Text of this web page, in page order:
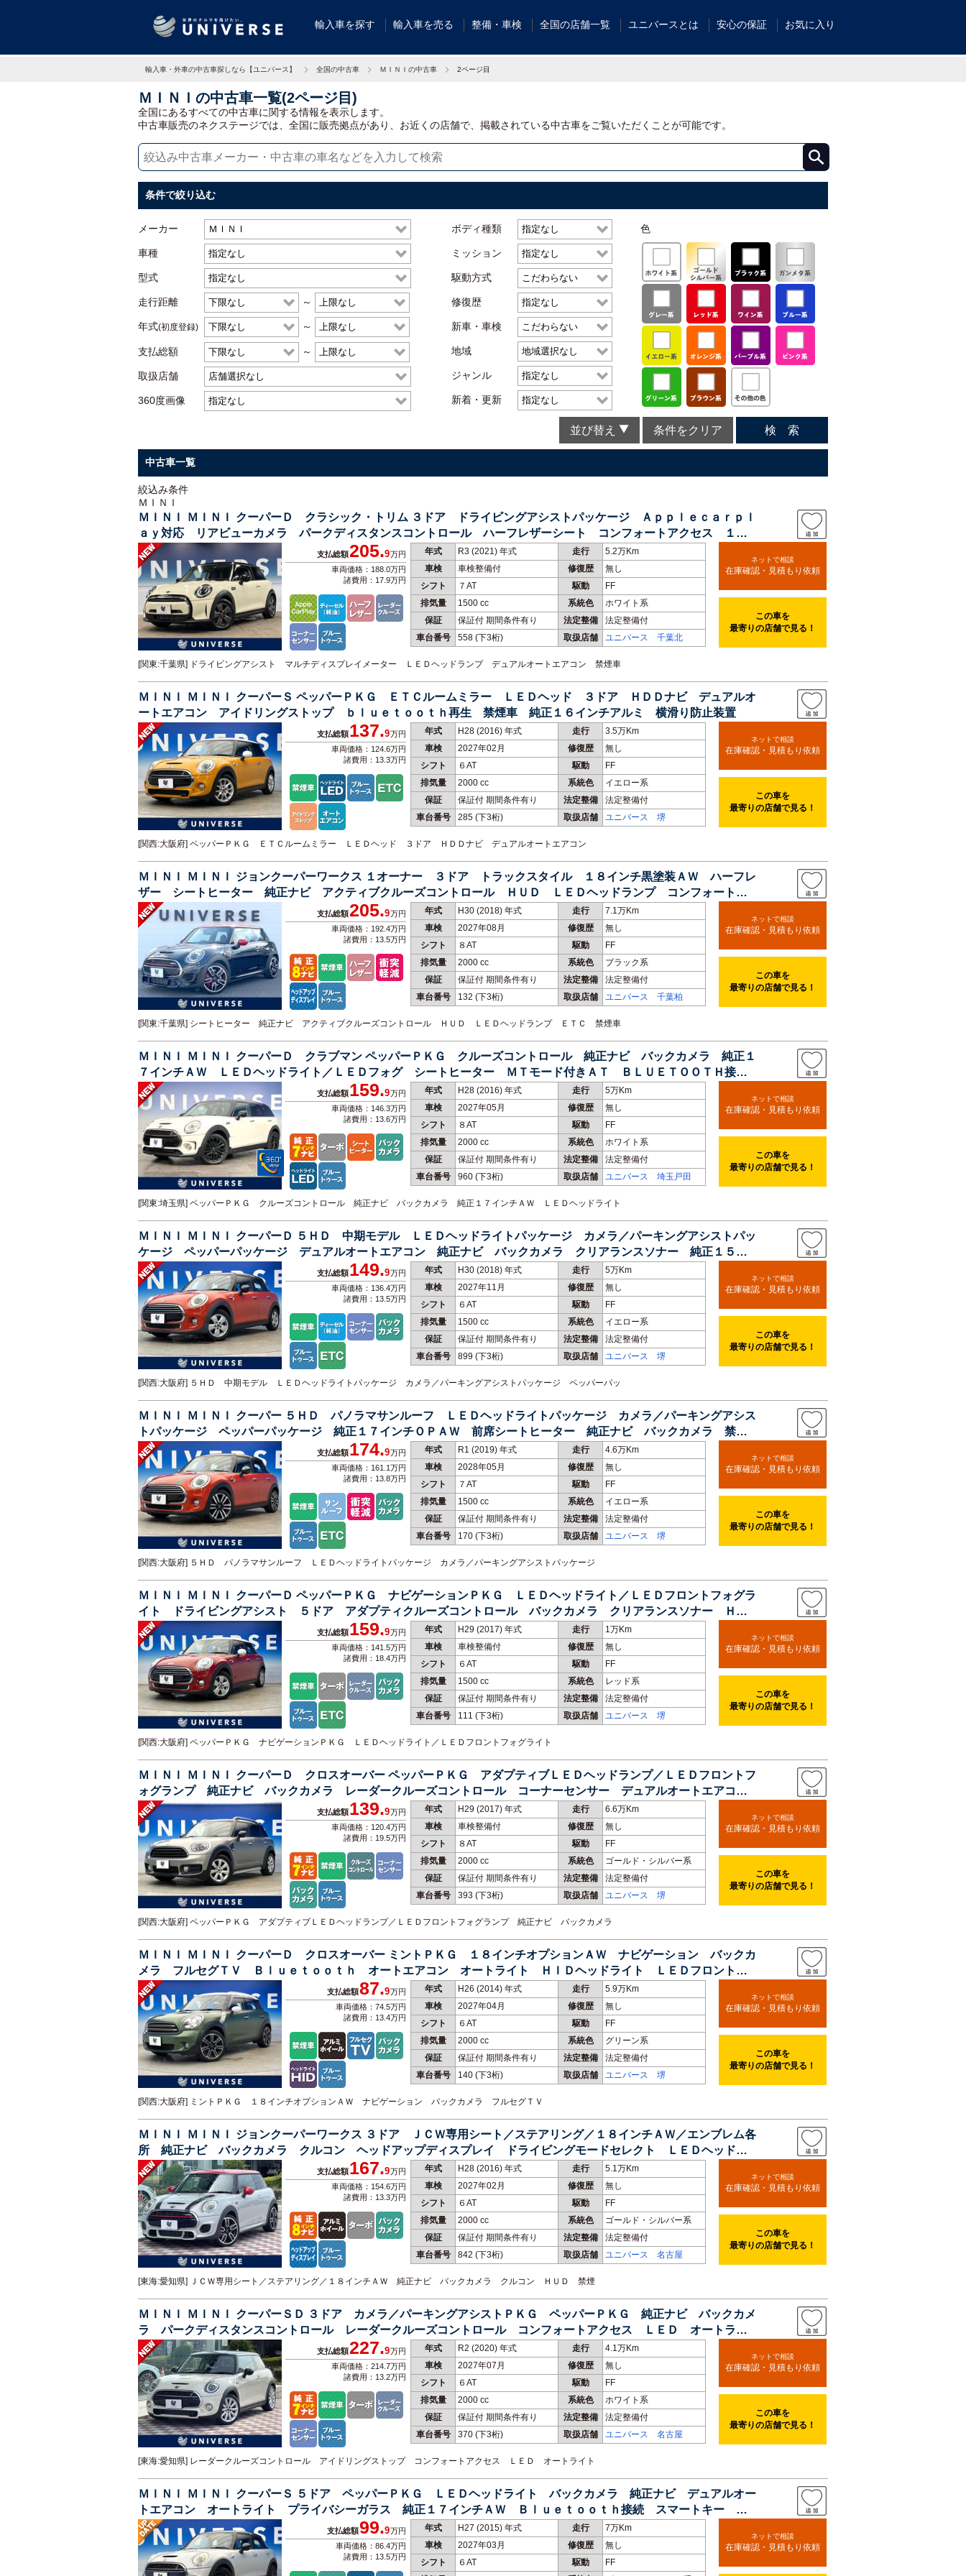
輸入車を探す 輸入車を売る 整備・車検 全国の店舗一覧 ユニバースとは 安心の保証 お気に入り
輸入車・外車の中古車探しなら【ユニバース】 全国の中古車 ＭＩＮＩの中古車 2ページ目
ＭＩＮＩの中古車一覧(2ページ目)
全国にあるすべての中古車に関する情報を表示します。
中古車販売のネクステージでは、全国に販売拠点があり、お近くの店舗で、掲載されている中古車をご覧いただくことが可能です。
条件で絞り込む
メーカー
車種
型式
走行距離 ～
年式(初度登録) ～
支払総額 ～
取扱店舗
360度画像
ボディ種類
ミッション
駆動方式
修復歴
新車・車検
地域
ジャンル
新着・更新
色
並び替え 条件をクリア 検 索
中古車一覧
絞込み条件
ＭＩＮＩ
ＭＩＮＩ ＭＩＮＩ クーパーＤ クラシック・トリム ３ドア ドライビングアシストパッケージ Ａｐｐｌｅｃａｒｐｌ
ａｙ対応 リアビューカメラ パークディスタンスコントロール ハーフレザーシート コンフォートアクセス １６
インチグレー塗装アルミ ＥＴＣ
年式 R3 (2021) 年式 走行
5.2万Km
車検
車検整備付 修復歴
無し
シフト
７AT 駆動
FF
排気量
1500 cc 系統色
ホワイト系
保証
保証付 期間条件有り 法定整備
法定整備付
車台番号
558 (下3桁) 取扱店舗 ユニバース 千葉北
支払総額205.9万円
車両価格：188.0万円
諸費用：17.9万円
[関東:千葉県] ドライビングアシスト マルチディスプレイメーター ＬＥＤヘッドランプ デュアルオートエアコン 禁煙車
ネットで相談
在庫確認・見積もり依頼
この車を
最寄りの店舗で見る！
ＭＩＮＩ ＭＩＮＩ クーパーＳ ペッパーＰＫＧ ＥＴＣルームミラー ＬＥＤヘッド ３ドア ＨＤＤナビ デュアルオ
ートエアコン アイドリングストップ ｂｌｕｅｔｏｏｔｈ再生 禁煙車 純正１６インチアルミ 横滑り防止装置
年式 H28 (2016) 年式 走行
3.5万Km
車検
2027年02月 修復歴
無し
シフト
６AT 駆動
FF
排気量
2000 cc 系統色
イエロー系
保証
保証付 期間条件有り 法定整備
法定整備付
車台番号
285 (下3桁) 取扱店舗 ユニバース 堺
支払総額137.9万円
車両価格：124.6万円
諸費用：13.3万円
[関西:大阪府] ペッパーＰＫＧ ＥＴＣルームミラー ＬＥＤヘッド ３ドア ＨＤＤナビ デュアルオートエアコン
ネットで相談
在庫確認・見積もり依頼
この車を
最寄りの店舗で見る！
ＭＩＮＩ ＭＩＮＩ ジョンクーパーワークス １オーナー ３ドア トラックスタイル １８インチ黒塗装ＡＷ ハーフレ
ザー シートヒーター 純正ナビ アクティブクルーズコントロール ＨＵＤ ＬＥＤヘッドランプ コンフォートア
クセス ＥＴＣ 禁煙車
年式 H30 (2018) 年式 走行
7.1万Km
車検
2027年08月 修復歴
無し
シフト
８AT 駆動
FF
排気量
2000 cc 系統色
ブラック系
保証
保証付 期間条件有り 法定整備
法定整備付
車台番号
132 (下3桁) 取扱店舗 ユニバース 千葉柏
支払総額205.9万円
車両価格：192.4万円
諸費用：13.5万円
[関東:千葉県] シートヒーター 純正ナビ アクティブクルーズコントロール ＨＵＤ ＬＥＤヘッドランプ ＥＴＣ 禁煙車
ネットで相談
在庫確認・見積もり依頼
この車を
最寄りの店舗で見る！
ＭＩＮＩ ＭＩＮＩ クーパーＤ クラブマン ペッパーＰＫＧ クルーズコントロール 純正ナビ バックカメラ 純正１
７インチＡＷ ＬＥＤヘッドライト／ＬＥＤフォグ シートヒーター ＭＴモード付きＡＴ ＢＬＵＥＴＯＯＴＨ接
続 ＥＴＣ アイドリングＳ
年式 H28 (2016) 年式 走行
5万Km
車検
2027年05月 修復歴
無し
シフト
８AT 駆動
FF
排気量
2000 cc 系統色
ホワイト系
保証
保証付 期間条件有り 法定整備
法定整備付
車台番号
960 (下3桁) 取扱店舗 ユニバース 埼玉戸田
支払総額159.9万円
車両価格：146.3万円
諸費用：13.6万円
[関東:埼玉県] ペッパーＰＫＧ クルーズコントロール 純正ナビ バックカメラ 純正１７インチＡＷ ＬＥＤヘッドライト
ネットで相談
在庫確認・見積もり依頼
この車を
最寄りの店舗で見る！
ＭＩＮＩ ＭＩＮＩ クーパーＤ ５ＨＤ 中期モデル ＬＥＤヘッドライトパッケージ カメラ／パーキングアシストパッ
ケージ ペッパーパッケージ デュアルオートエアコン 純正ナビ バックカメラ クリアランスソナー 純正１５イ
ンチＡＷ
年式 H30 (2018) 年式 走行
5万Km
車検
2027年11月 修復歴
無し
シフト
６AT 駆動
FF
排気量
1500 cc 系統色
イエロー系
保証
保証付 期間条件有り 法定整備
法定整備付
車台番号
899 (下3桁) 取扱店舗 ユニバース 堺
支払総額149.9万円
車両価格：136.4万円
諸費用：13.5万円
[関西:大阪府] ５ＨＤ 中期モデル ＬＥＤヘッドライトパッケージ カメラ／パーキングアシストパッケージ ペッパーパッ
ネットで相談
在庫確認・見積もり依頼
この車を
最寄りの店舗で見る！
ＭＩＮＩ ＭＩＮＩ クーパー ５ＨＤ パノラマサンルーフ ＬＥＤヘッドライトパッケージ カメラ／パーキングアシス
トパッケージ ペッパーパッケージ 純正１７インチＯＰＡＷ 前席シートヒーター 純正ナビ バックカメラ 禁煙
車 ＥＴＣ
年式 R1 (2019) 年式 走行
4.6万Km
車検
2028年05月 修復歴
無し
シフト
７AT 駆動
FF
排気量
1500 cc 系統色
イエロー系
保証
保証付 期間条件有り 法定整備
法定整備付
車台番号
170 (下3桁) 取扱店舗 ユニバース 堺
支払総額174.9万円
車両価格：161.1万円
諸費用：13.8万円
[関西:大阪府] ５ＨＤ パノラマサンルーフ ＬＥＤヘッドライトパッケージ カメラ／パーキングアシストパッケージ
ネットで相談
在庫確認・見積もり依頼
この車を
最寄りの店舗で見る！
ＭＩＮＩ ＭＩＮＩ クーパーＤ ペッパーＰＫＧ ナビゲーションＰＫＧ ＬＥＤヘッドライト／ＬＥＤフロントフォグラ
イト ドライビングアシスト ５ドア アダプティクルーズコントロール バックカメラ クリアランスソナー ＨＤ
Ｄナビ ＥＴＣ
年式 H29 (2017) 年式 走行
1万Km
車検
車検整備付 修復歴
無し
シフト
６AT 駆動
FF
排気量
1500 cc 系統色
レッド系
保証
保証付 期間条件有り 法定整備
法定整備付
車台番号
111 (下3桁) 取扱店舗 ユニバース 堺
支払総額159.9万円
車両価格：141.5万円
諸費用：18.4万円
[関西:大阪府] ペッパーＰＫＧ ナビゲーションＰＫＧ ＬＥＤヘッドライト／ＬＥＤフロントフォグライト
ネットで相談
在庫確認・見積もり依頼
この車を
最寄りの店舗で見る！
ＭＩＮＩ ＭＩＮＩ クーパーＤ クロスオーバー ペッパーＰＫＧ アダプティブＬＥＤヘッドランプ／ＬＥＤフロントフ
ォグランプ 純正ナビ バックカメラ レーダークルーズコントロール コーナーセンサー デュアルオートエアコ
ン Ｂｌｕｅｔｏｏｔｈ接続
年式 H29 (2017) 年式 走行
6.6万Km
車検
車検整備付 修復歴
無し
シフト
８AT 駆動
FF
排気量
2000 cc 系統色
ゴールド・シルバー系
保証
保証付 期間条件有り 法定整備
法定整備付
車台番号
393 (下3桁) 取扱店舗 ユニバース 堺
支払総額139.9万円
車両価格：120.4万円
諸費用：19.5万円
[関西:大阪府] ペッパーＰＫＧ アダプティブＬＥＤヘッドランプ／ＬＥＤフロントフォグランプ 純正ナビ バックカメラ
ネットで相談
在庫確認・見積もり依頼
この車を
最寄りの店舗で見る！
ＭＩＮＩ ＭＩＮＩ クーパーＤ クロスオーバー ミントＰＫＧ １８インチオプションＡＷ ナビゲーション バックカ
メラ フルセグＴＶ Ｂｌｕｅｔｏｏｔｈ オートエアコン オートライト ＨＩＤヘッドライト ＬＥＤフロントフ
ォグ 横滑り防止装置 禁煙車
年式 H26 (2014) 年式 走行
5.9万Km
車検
2027年04月 修復歴
無し
シフト
６AT 駆動
FF
排気量
2000 cc 系統色
グリーン系
保証
保証付 期間条件有り 法定整備
法定整備付
車台番号
140 (下3桁) 取扱店舗 ユニバース 堺
支払総額87.9万円
車両価格：74.5万円
諸費用：13.4万円
[関西:大阪府] ミントＰＫＧ １８インチオプションＡＷ ナビゲーション バックカメラ フルセグＴＶ
ネットで相談
在庫確認・見積もり依頼
この車を
最寄りの店舗で見る！
ＭＩＮＩ ＭＩＮＩ ジョンクーパーワークス ３ドア ＪＣＷ専用シート／ステアリング／１８インチＡＷ／エンブレム各
所 純正ナビ バックカメラ クルコン ヘッドアップディスプレイ ドライビングモードセレクト ＬＥＤヘッドラ
ンプ パドルシフト ＥＴＣ
年式 H28 (2016) 年式 走行
5.1万Km
車検
2027年02月 修復歴
無し
シフト
６AT 駆動
FF
排気量
2000 cc 系統色
ゴールド・シルバー系
保証
保証付 期間条件有り 法定整備
法定整備付
車台番号
842 (下3桁) 取扱店舗 ユニバース 名古屋
支払総額167.9万円
車両価格：154.6万円
諸費用：13.3万円
[東海:愛知県] ＪＣＷ専用シート／ステアリング／１８インチＡＷ 純正ナビ バックカメラ クルコン ＨＵＤ 禁煙
ネットで相談
在庫確認・見積もり依頼
この車を
最寄りの店舗で見る！
ＭＩＮＩ ＭＩＮＩ クーパーＳＤ ３ドア カメラ／パーキングアシストＰＫＧ ペッパーＰＫＧ 純正ナビ バックカメ
ラ パークディスタンスコントロール レーダークルーズコントロール コンフォートアクセス ＬＥＤ オートライ
ト
年式 R2 (2020) 年式 走行
4.1万Km
車検
2027年07月 修復歴
無し
シフト
６AT 駆動
FF
排気量
2000 cc 系統色
ホワイト系
保証
保証付 期間条件有り 法定整備
法定整備付
車台番号
370 (下3桁) 取扱店舗 ユニバース 名古屋
支払総額227.9万円
車両価格：214.7万円
諸費用：13.2万円
[東海:愛知県] レーダークルーズコントロール アイドリングストップ コンフォートアクセス ＬＥＤ オートライト
ネットで相談
在庫確認・見積もり依頼
この車を
最寄りの店舗で見る！
ＭＩＮＩ ＭＩＮＩ クーパーＳ ５ドア ペッパーＰＫＧ ＬＥＤヘッドライト バックカメラ 純正ナビ デュアルオー
トエアコン オートライト プライバシーガラス 純正１７インチＡＷ Ｂｌｕｅｔｏｏｔｈ接続 スマートキー 禁
煙車
年式 H27 (2015) 年式 走行
7万Km
車検
2027年03月 修復歴
無し
シフト
６AT 駆動
FF
支払総額99.9万円
車両価格：86.4万円
諸費用：13.5万円
ネットで相談
在庫確認・見積もり依頼